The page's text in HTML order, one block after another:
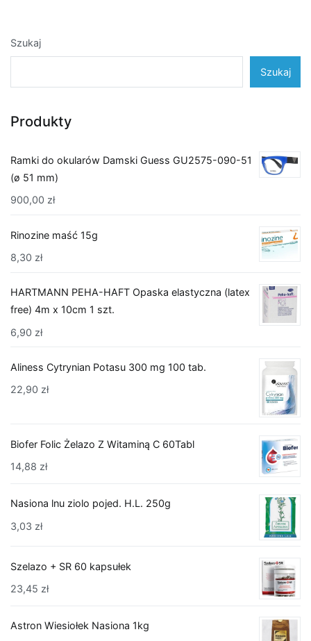
Szukaj
Szukaj
Produkty
Ramki do okularów Damski Guess GU2575-090-51
(ø 51 mm)
900,00 zł
Rinozine maść 15g
8,30 zł
HARTMANN PEHA-HAFT Opaska elastyczna (latex
free) 4m x 10cm 1 szt.
6,90 zł
Aliness Cytrynian Potasu 300 mg 100 tab.
22,90 zł
Biofer Folic Żelazo Z Witaminą C 60Tabl
14,88 zł
Nasiona lnu ziolo pojed. H.L. 250g
3,03 zł
Szelazo + SR 60 kapsułek
23,45 zł
Astron Wiesiołek Nasiona 1kg